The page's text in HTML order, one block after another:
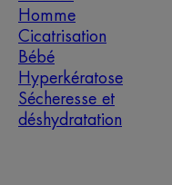
Homme
Cicatrisation
Bébé
Hyperkératose
Sécheresse et
déshydratation